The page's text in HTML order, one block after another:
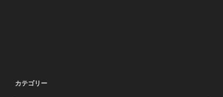
カテゴリー